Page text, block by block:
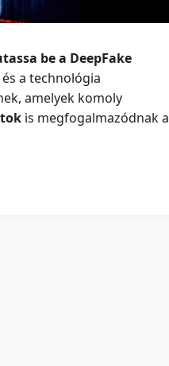
be a DeepFake
és a technológia
amelyek komoly
is megfogalmazódnak a